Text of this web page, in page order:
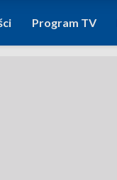
Program TV